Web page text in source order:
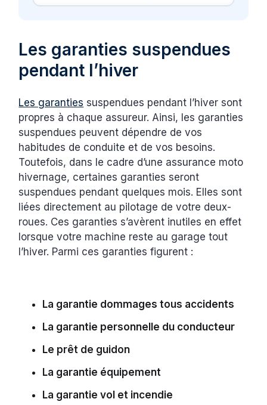
Les garanties suspendues
pendant l’hiver
Les garanties suspendues pendant l’hiver sont
propres à chaque assureur. Ainsi, les garanties
suspendues peuvent dépendre de vos
habitudes de conduite et de vos besoins.
Toutefois, dans le cadre d’une assurance moto
hivernage, certaines garanties seront
suspendues pendant quelques mois. Elles sont
liées directement au pilotage de votre deux-
roues. Ces garanties s’avèrent inutiles en effet
lorsque votre machine reste au garage tout
l’hiver. Parmi ces garanties figurent :
La garantie dommages tous accidents
La garantie personnelle du conducteur
Le prêt de guidon
La garantie équipement
La garantie vol et incendie